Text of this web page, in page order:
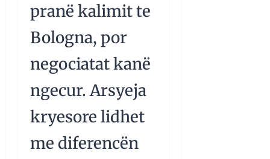
pranë kalimit te
Bologna, por
negociatat kanë
ngecur. Arsyeja
kryesore lidhet
me diferencën